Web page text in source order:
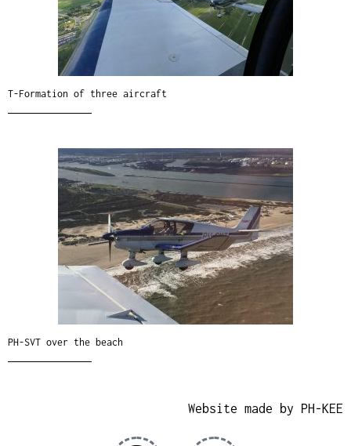
T-Formation of three aircraft
PH-SVT over the beach
Website made by PH-KEE